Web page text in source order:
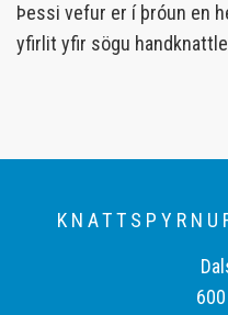
Þessi vefur er í þróun en
yfirlit yfir sögu